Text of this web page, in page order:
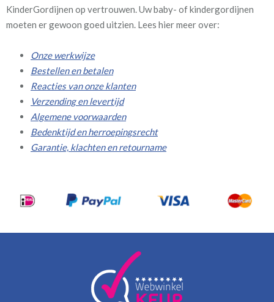
KinderGordijnen op vertrouwen. Uw baby- of kindergordijnen
moeten er gewoon goed uitzien. Lees hier meer over:
Onze werkwijze
Bestellen en betalen
Reacties van onze klanten
Verzending en levertijd
Algemene voorwaarden
Bedenktijd en herroepingsrecht
Garantie, klachten en retourname